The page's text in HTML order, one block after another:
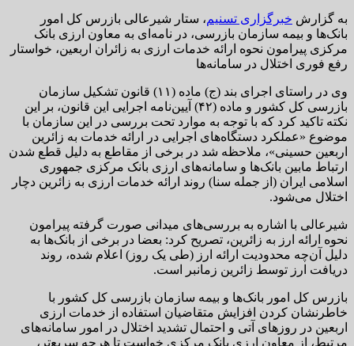
به گزارش خبرگزاری تسنیم، ستار شیرعالی بازرس کل امور
بانک‌ها و بیمه سازمان بازرسی، در نامه‌ای به معاون ارزی بانک
مرکزی پیرامون نحوه ارائه خدمات ارزی به زائران اربعین، خواستار
رفع فوری اختلال در سامانه‌ها
وی در راستای اجرای بند (ج) ماده (۱۱) قانون تشکیل سازمان
بازرسی کل کشور و ماده (۴۲) آیین‌نامه اجرایی این قانون، بر این
نکته تاکید کرد که با توجه به موارد تحت بررسی در این سازمان با
موضوع «عملکرد دستگاه‌های اجرایی در ارائه خدمات به زائرین
اربعین حسینی»، ملاحظه شد در برخی از مقاطع به دلیل قطع شدن
ارتباط مابین بانک‌ها و سامانه‌های ارزی بانک مرکزی جمهوری
اسلامی ایران (از جمله سنا) روند ارائه خدمات ارزی به زائرین دچار
اختلال می‌شود.
شیرعالی با اشاره به بررسی‌های میدانی صورت گرفته پیرامون
نحوه ارائه ارز به زائرین، تصریح کرد: بعضا در برخی از بانک‌ها به
دلیل آن‌چه محدودیت ارائه ارز (طی یک روز) اعلام شده، روند
دریافت ارز توسط زائرین زمانبر است.
بازرس کل امور بانک‌ها و بیمه سازمان بازرسی کل کشور با
خاطرنشان کردن افزایش متقاضیان استفاده از خدمات ارزی
اربعین در روز‌های آتی و احتمال تشدید اختلال در امور سامانه‌های
مرتبط، از معاون ارزی بانک مرکزی خواست تا هرچه سریع‌تر،